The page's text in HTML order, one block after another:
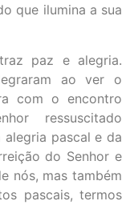
que ilumina a sua
paz e alegria.
ao ver o
com o encontro
ressuscitado
pascal e da
do Senhor e
nós, mas também
pascais, termos